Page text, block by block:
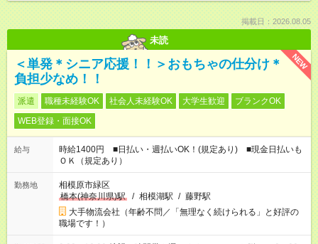
掲載日：2026.08.05
未読
NEW
＜単発＊シニア応援！！＞おもちゃの仕分け＊
負担少なめ！！
派遣 職種未経験OK 社会人未経験OK 大学生歓迎
ブランクOK
WEB登録・面接OK
給与
時給1400円 ■日払い・週払いOK！(規定あり) ■現金日払いも
ＯＫ（規定あり）
勤務地
相模原市緑区
橋本(神奈川県)駅
/ 相模湖駅 / 藤野駅
大手物流会社（年齢不問／「無理なく続けられる」と好評の
職場です！）